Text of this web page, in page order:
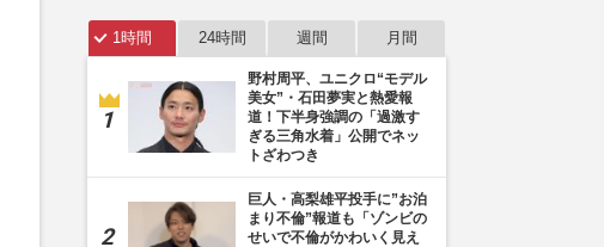
1時間 24時間 週間 月間
野村周平、ユニクロ“モデル
美女”・石田夢実と熱愛報
道！下半身強調の「過激す
ぎる三角水着」公開でネッ
トざわつき
巨人・高梨雄平投手に”お泊
まり不倫”報道も「ゾンビの
せいで不倫がかわいく見え